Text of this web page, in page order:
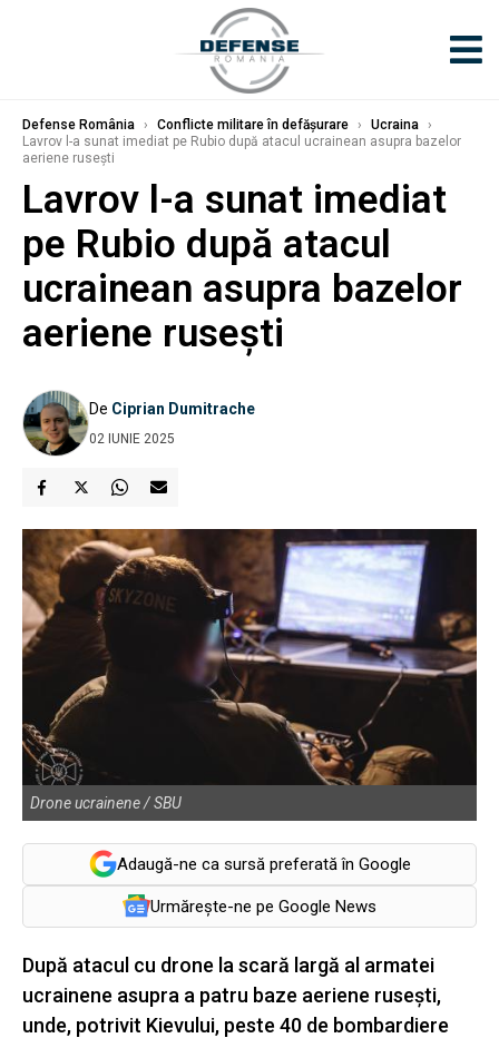
Defense România › Conflicte militare în defășurare › Ucraina ›
Lavrov l-a sunat imediat pe Rubio după atacul ucrainean asupra bazelor
aeriene rusești
Lavrov l-a sunat imediat
pe Rubio după atacul
ucrainean asupra bazelor
aeriene rusești
De Ciprian Dumitrache
02 IUNIE 2025
Drone ucrainene / SBU
Adaugă-ne ca sursă preferată în Google
Urmărește-ne pe Google News
După atacul cu drone la scară largă al armatei
ucrainene asupra a patru baze aeriene rusești,
unde, potrivit Kievului, peste 40 de bombardiere